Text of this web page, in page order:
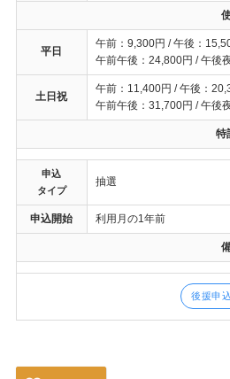
平日
午前：9,300円 / 午後：
午前午後：24,800円 / 午後
土日祝
午前：11,400円 / 午後：
午前午後：31,700円 / 午後
特
申込
タイプ
抽選
申込開始 利用月の1年前
後援申